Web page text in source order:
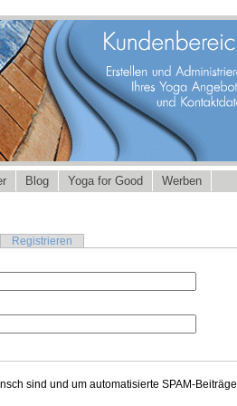
Blog Yoga for Good Werben
Registrieren
sind und um automatisierte SPAM-Beiträge